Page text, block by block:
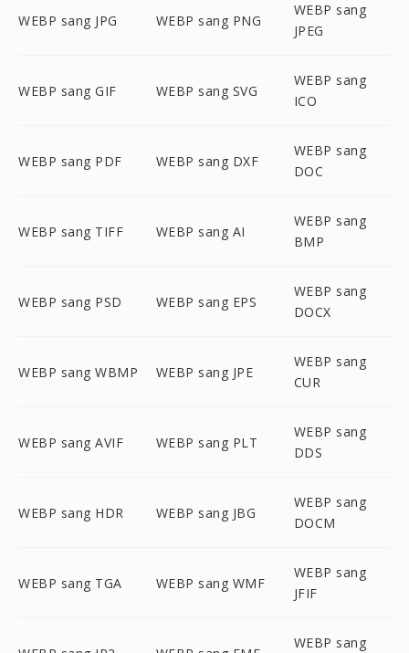
WEBP sang JPG WEBP sang PNG
WEBP sang
JPEG
WEBP sang GIF WEBP sang SVG
WEBP sang
ICO
WEBP sang PDF WEBP sang DXF
WEBP sang
DOC
WEBP sang TIFF WEBP sang AI
WEBP sang
BMP
WEBP sang PSD WEBP sang EPS
WEBP sang
DOCX
WEBP sang WBMP WEBP sang JPE
WEBP sang
CUR
WEBP sang AVIF WEBP sang PLT
WEBP sang
DDS
WEBP sang HDR WEBP sang JBG
WEBP sang
DOCM
WEBP sang TGA WEBP sang WMF
WEBP sang
JFIF
WEBP sang